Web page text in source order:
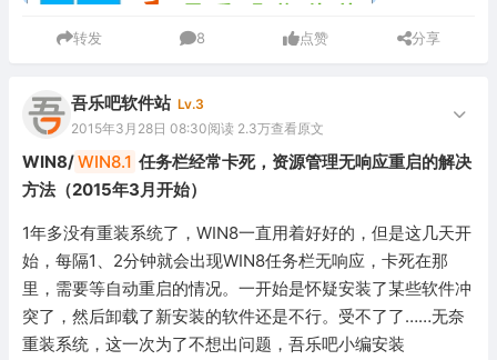
转发 8 点赞 分享
吾乐吧软件站 Lv.3
2015年3月28日 08:30阅读 2.3万查看原文
WIN8/WIN8.1 任务栏经常卡死，资源管理无响应重启的解决
方法（2015年3月开始）
1年多没有重装系统了，WIN8一直用着好好的，但是这几天开
始，每隔1、2分钟就会出现WIN8任务栏无响应，卡死在那
里，需要等自动重启的情况。一开始是怀疑安装了某些软件冲
突了，然后卸载了新安装的软件还是不行。受不了了……无奈
重装系统，这一次为了不想出问题，吾乐吧小编安装